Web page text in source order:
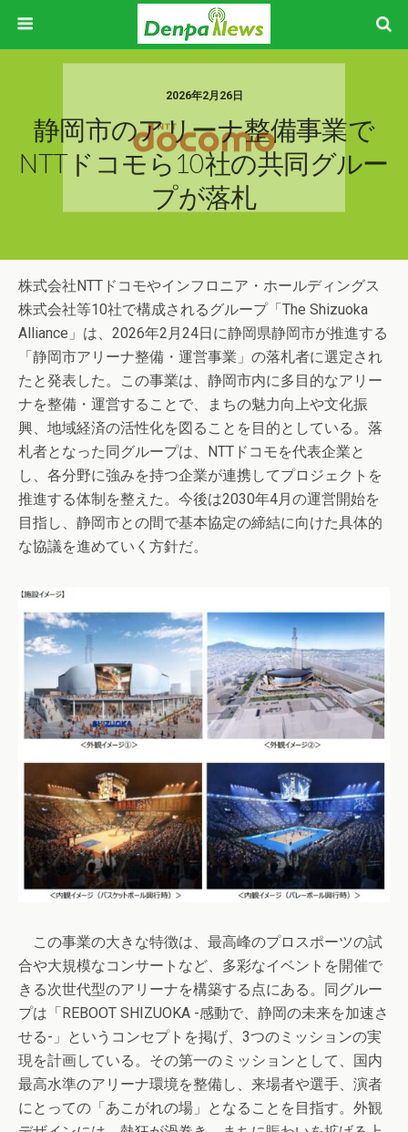
2026年2月26日
静岡市のアリーナ整備事業で
NTTドコモら10社の共同グルー
プが落札
株式会社NTTドコモやインフロニア・ホールディングス
株式会社等10社で構成されるグループ「The Shizuoka
Alliance」は、2026年2月24日に静岡県静岡市が推進する
「静岡市アリーナ整備・運営事業」の落札者に選定され
たと発表した。この事業は、静岡市内に多目的なアリー
ナを整備・運営することで、まちの魅力向上や文化振
興、地域経済の活性化を図ることを目的としている。落
札者となった同グループは、NTTドコモを代表企業と
し、各分野に強みを持つ企業が連携してプロジェクトを
推進する体制を整えた。今後は2030年4月の運営開始を
目指し、静岡市との間で基本協定の締結に向けた具体的
な協議を進めていく方針だ。
この事業の大きな特徴は、最高峰のプロスポーツの試
合や大規模なコンサートなど、多彩なイベントを開催で
きる次世代型のアリーナを構築する点にある。同グルー
プは「REBOOT SHIZUOKA -感動で、静岡の未来を加速さ
せる-」というコンセプトを掲げ、3つのミッションの実
現を計画している。その第一のミッションとして、国内
最高水準のアリーナ環境を整備し、来場者や選手、演者
にとっての「あこがれの場」となることを目指す。外観